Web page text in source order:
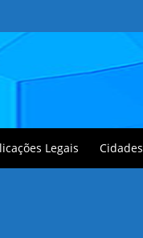
Legais Cidades